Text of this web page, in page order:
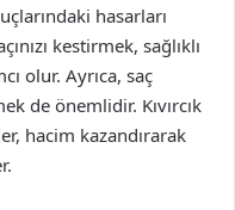
hasarları
kestirmek, sağlıklı
olur. Ayrıca, saç
de önemlidir. Kıvırcık
hacim kazandırarak